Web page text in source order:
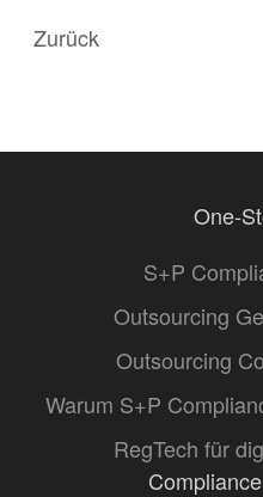
Zurück
One-
S+P
Outsourcing
Outsourcing
Warum S+P
RegTech für